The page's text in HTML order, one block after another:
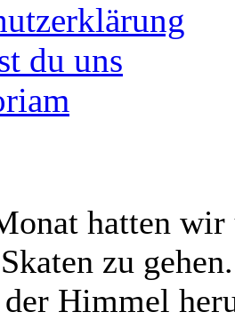
du uns
hatten
zu
der Himmel